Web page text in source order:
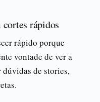
rápidos
rápido porque
vontade de ver a
dúvidas de stories,